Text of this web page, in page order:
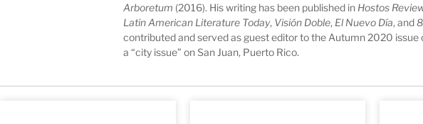
Arboretum (2016). His writing has been published in Hostos
Latin American Literature Today, Visión Doble, El Nuevo Día, and
contributed and served as guest editor to the Autumn 2020 issue
a “city issue” on San Juan, Puerto Rico.